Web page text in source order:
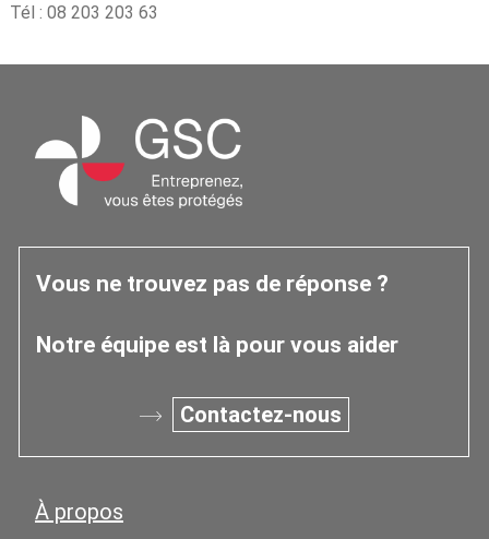
Tél : 08 203 203 63
Vous ne trouvez pas de réponse ?
Notre équipe est là pour vous aider
Contactez-nous
À propos